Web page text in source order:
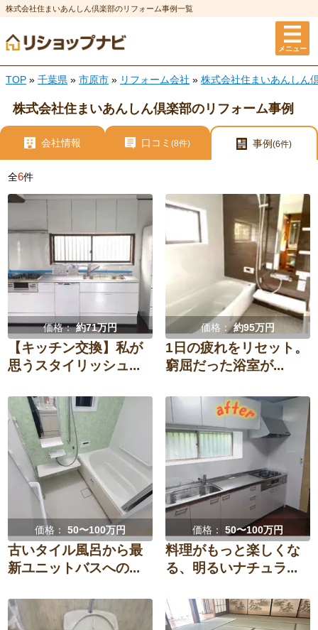
株式会社住まいあんしん倶楽部のリフォーム事例一覧
メニュー
TOP » 千葉県 » 市原市 » リフォーム会社 » 株式会社住まいあんしん
株式会社住まいあんしん倶楽部のリフォーム事例
会社情報 口コミ(8件) 事例(6件)
全6件
価格：約71万円
【キッチン交換】私が
思うスタイリッシュ...
価格：約95万円
1日の疲れをリセット。
窮屈だった浴室が...
価格：50〜100万円
古いタイル風呂から最
新ユニットバスへの...
価格： 50〜100万円
料理がもっと楽しくな
る、明るいナチュラ...